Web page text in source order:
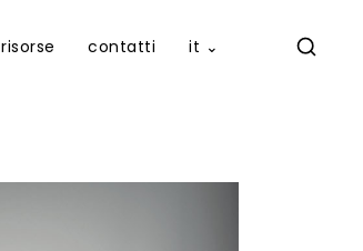
risorse contatti it ⌄